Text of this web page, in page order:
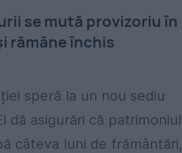
se mută provizoriu în
rămâne închis
speră la un nou sediu
dă asigurări că patrimoniul
câteva luni de frământări,